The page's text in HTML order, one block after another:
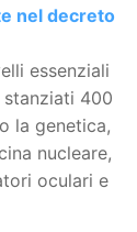
nel decreto
essenziali
stanziati 400
la genetica,
nucleare,
oculari e